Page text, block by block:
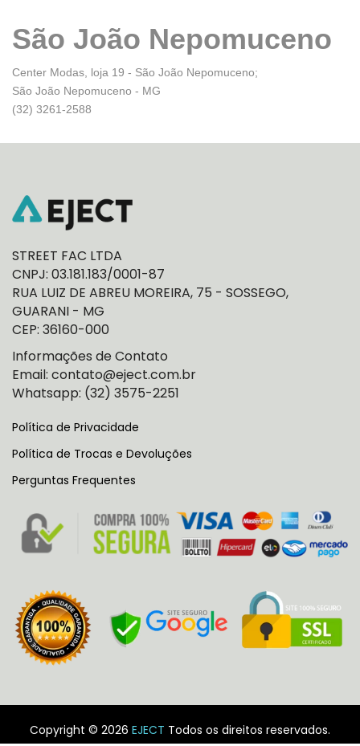
São João Nepomuceno
Center Modas, loja 19 - São João Nepomuceno;
São João Nepomuceno - MG
(32) 3261-2588
STREET FAC LTDA
CNPJ: 03.181.183/0001-87
RUA LUIZ DE ABREU MOREIRA, 75 - SOSSEGO,
GUARANI - MG
CEP: 36160-000
Informações de Contato
Email: contato@eject.com.br
Whatsapp: (32) 3575-2251
Política de Privacidade
Política de Trocas e Devoluções
Perguntas Frequentes
Copyright © 2026 EJECT Todos os direitos reservados.